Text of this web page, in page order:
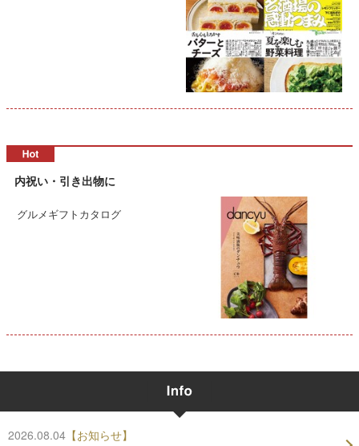
内祝い・引き出物に
グルメギフトカタログ
2026.08.04 【お知らせ】